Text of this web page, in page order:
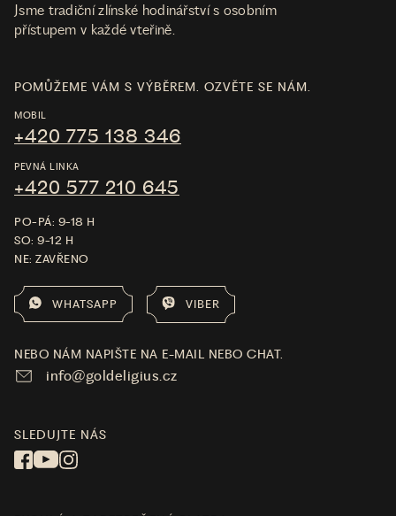
Jsme tradiční zlínské hodinářství s osobním
přístupem v každé vteřině.
POMŮŽEME VÁM S VÝBĚREM. OZVĚTE SE NÁM.
MOBIL
+420 775 138 346
PEVNÁ LINKA
+420 577 210 645
PO-PÁ: 9-18 H
SO: 9-12 H
NE: ZAVŘENO
WHATSAPP VIBER
NEBO NÁM NAPIŠTE NA E-MAIL NEBO CHAT.
info@goldeligius.cz
SLEDUJTE NÁS